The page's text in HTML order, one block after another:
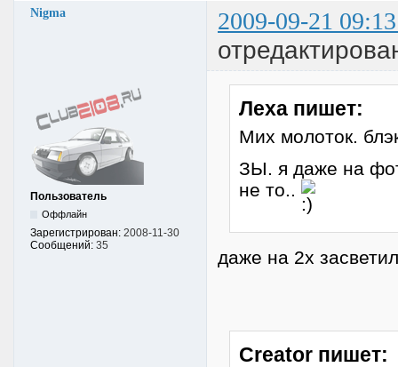
Nigma 2009-09-21
Пользователь
Оффлайн
Зарегистрирован: 2008-11-30
Сообщений: 35
Леха пишет:
Мих молоток.
ЗЫ. я даже на
не то..
даже на 2х
Creator пишет: